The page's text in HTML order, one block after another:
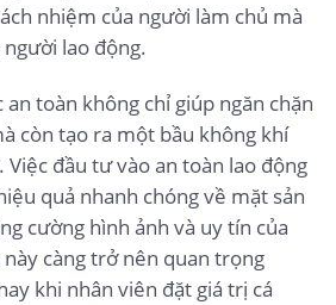
nhiệm của người làm chủ mà
lao động.
toàn không chỉ giúp ngăn chặn
còn tạo ra một bầu không khí
Việc đầu tư vào an toàn lao động
quả nhanh chóng về mặt sản
cường hình ảnh và uy tín của
càng trở nên quan trọng
khi nhân viên đặt giá trị cá